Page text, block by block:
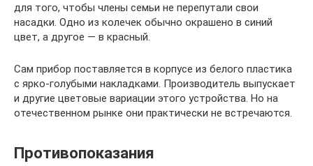
для того, чтобы члены семьи не перепутали свои
насадки. Одно из колечек обычно окрашено в синий
цвет, а другое — в красный.
Сам прибор поставляется в корпусе из белого пластика
с ярко-голубыми накладками. Производитель выпускает
и другие цветовые вариации этого устройства. Но на
отечественном рынке они практически не встречаются.
Противопоказания